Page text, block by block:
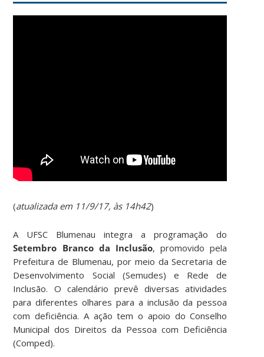
(atualizada em 11/9/17, às 14h42)
A UFSC Blumenau integra a programação do
Setembro Branco da Inclusão, promovido pela
Prefeitura de Blumenau, por meio da Secretaria de
Desenvolvimento Social (Semudes) e Rede de
Inclusão. O calendário prevê diversas atividades
para diferentes olhares para a inclusão da pessoa
com deficiência. A ação tem o apoio do Conselho
Municipal dos Direitos da Pessoa com Deficiência
(Comped).